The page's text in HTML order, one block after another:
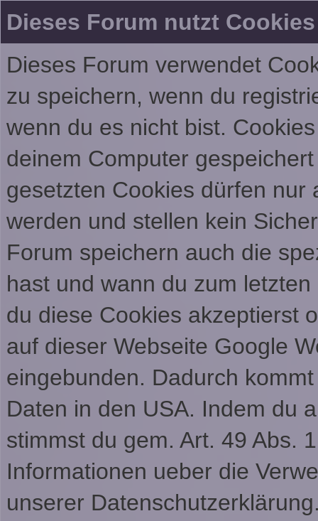
Dieses Forum nutzt Cookies
Dieses Forum verwendet
zu speichern, wenn du
wenn du es nicht bist.
deinem Computer
gesetzten Cookies dürfen nur
werden und stellen kein
Forum speichern auch die
hast und wann du zum
du diese Cookies akzeptierst
auf dieser Webseite Google
eingebunden. Dadurch
Daten in den USA. Indem du
stimmst du gem. Art. 49 Abs.
Informationen ueber die
unserer